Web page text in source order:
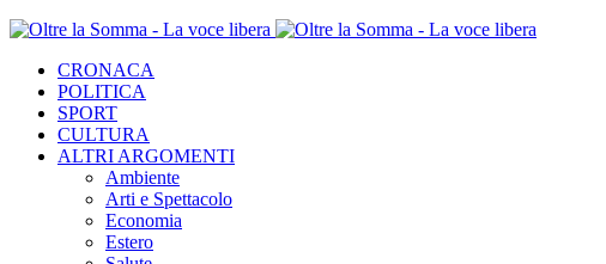
CRONACA
POLITICA
SPORT
CULTURA
ALTRI ARGOMENTI
Ambiente
Arti e Spettacolo
Economia
Estero